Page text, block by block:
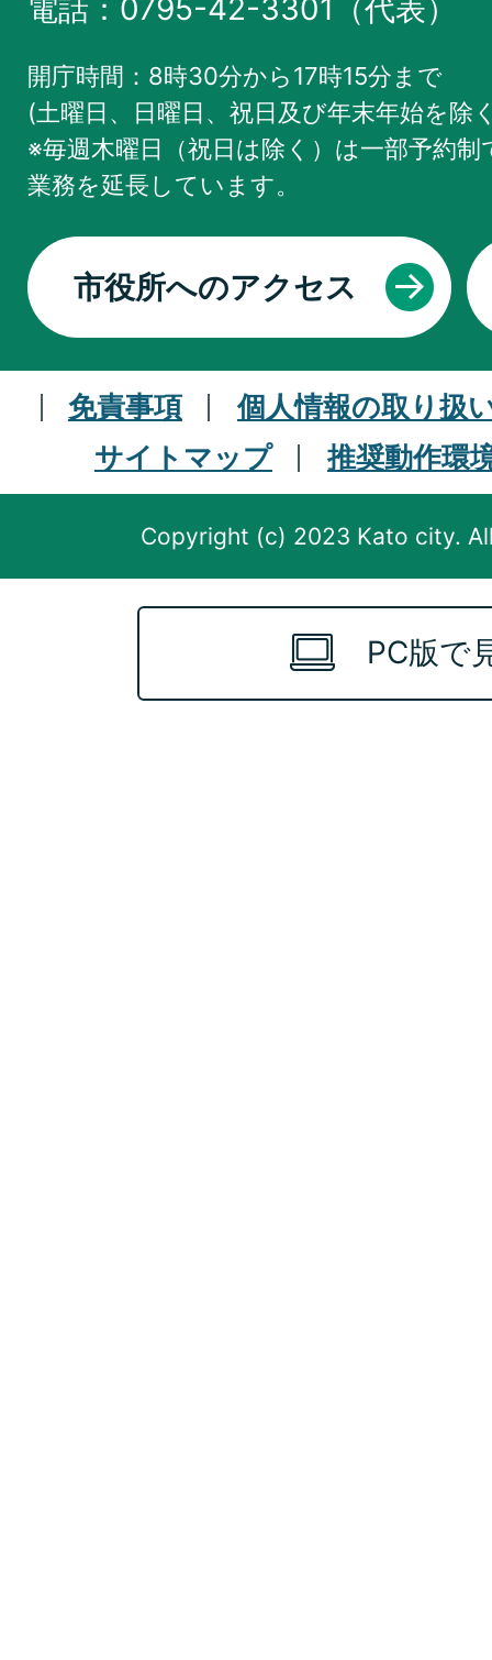
電話：0795-42-3301（代表）
開庁時間：8時30分から17時15分まで
(土曜日、日曜日、祝日及び年末年始を除
※毎週木曜日（祝日は除く）は一部予約
業務を延長しています。
市役所へのアクセス
免責事項
個人情報の取り扱
サイトマップ
推奨動作環
Copyright (c) 2023 Kato city.
PC版で